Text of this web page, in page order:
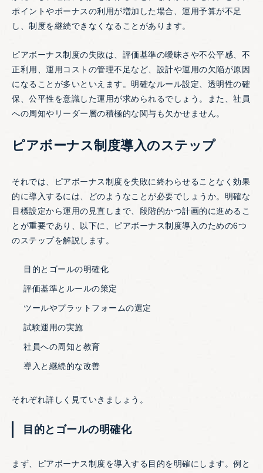
ポイントやボーナスの利用が増加した場合、運用予算が不足
し、制度を継続できなくなることがあります。
ピアボーナス制度の失敗は、評価基準の曖昧さや不公平感、不
正利用、運用コストの管理不足など、設計や運用の欠陥が原因
になることが多いといえます。明確なルール設定、透明性の確
保、公平性を意識した運用が求められるでしょう。また、社員
への周知やリーダー層の積極的な関与も欠かせません。
ピアボーナス制度導入のステップ
それでは、ピアボーナス制度を失敗に終わらせることなく効果
的に導入するには、どのようなことが必要でしょうか。明確な
目標設定から運用の見直しまで、段階的かつ計画的に進めるこ
とが重要であり、以下に、ピアボーナス制度導入のための6つ
のステップを解説します。
目的とゴールの明確化
評価基準とルールの策定
ツールやプラットフォームの選定
試験運用の実施
社員への周知と教育
導入と継続的な改善
それぞれ詳しく見ていきましょう。
目的とゴールの明確化
まず、ピアボーナス制度を導入する目的を明確にします。例と